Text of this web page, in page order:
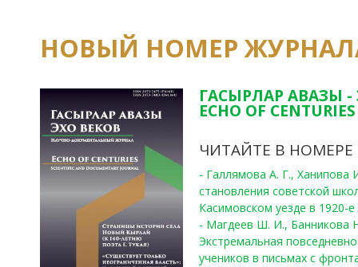
НОВЫЙ НОМЕР
ГАСЫРЛАР АВАЗЫ -
ECHO OF
ЧИТАЙТЕ В НОМЕРЕ
- Галлямова А. Г.,
становления советской
Касимовском уезде в 1920-е
- Магдеев Ш. И., Банникова
Экстремальная
учеников в письмах с